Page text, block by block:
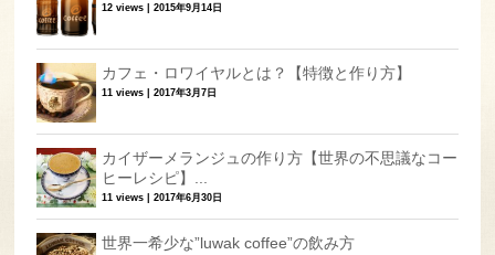
12 views |2015年9月14日
カフェ・ロワイヤルとは？【特徴と作り方】
11 views |2017年3月7日
カイザーメランジュの作り方【世界の不思議なコー
ヒーレシピ】...
11 views |2017年6月30日
世界一希少な”luwak coffee”の飲み方